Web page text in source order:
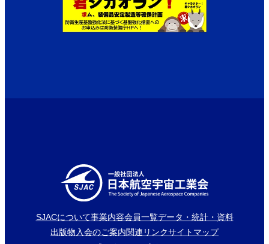
SJACについて事業内容会員一覧データ・統計・資料
出版物 入会のご案内関連リンクサイトマップ